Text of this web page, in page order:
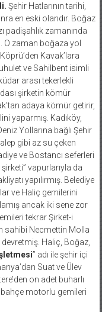
en eski olandır. Boğaz
padişahlık zamanında
O zaman boğaza yol
Kavak’lara
ve Sahilbent isimli
arası tekerlekli
şirketin kömür
adaya kömür getirir,
yaparmış. Kadıköy,
Yollarına bağlı Şehir
gibi az su çeken
ve Bostancı seferleri
şirketi” vapurlarıyla da
yapılırmış. Belediye
ve Haliç gemilerini
ancak iki sene zor
tekrar Şirket-i
sahibi Necmettin Molla
Haliç, Boğaz,
” adı ile şehir içi
Suat ve Ülev
on adet buharlı
motorlu gemileri